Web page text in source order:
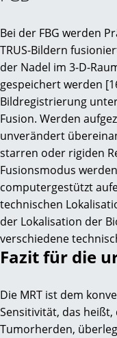
Bei der FBG werden
TRUS-Bildern
der Nadel im 3-D-
gespeichert werden
Bildregistrierung
Fusion. Werden
unverändert
starren oder rigiden
Fusionsmodus
computergestützt
technischen
der Lokalisation der
verschiedene
Fazit für die
Die MRT ist dem
Sensitivität, das
Tumorherden,